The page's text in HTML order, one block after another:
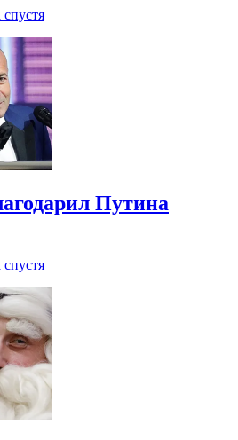
спустя
Путина
спустя